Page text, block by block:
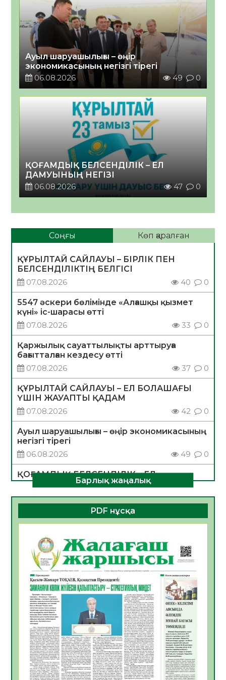
Ауыл шаруашылығы – өңір
экономикасының негізгі тірегі
06.08.2026
49 0
ҚОҒАМДЫҚ БЕЛСЕНДІЛІК – ЕЛ
ДАМУЫНЫҢ НЕГІЗІ
06.08.2026
47 0
Соңғы Көп қаралған
ҚҰРЫЛТАЙ САЙЛАУЫ – БІРЛІК ПЕН
БЕЛСЕНДІЛІКТІҢ БЕЛГІСІ
07.08.2026
40 0
5547 әскери бөлімінде «Алғашқы қызмет
күні» іс-шарасы өтті
07.08.2026
33 0
Қаржылық сауаттылықты арттыруға
бағытталған кездесу өтті
07.08.2026
37 0
ҚҰРЫЛТАЙ САЙЛАУЫ – ЕЛ БОЛАШАҒЫ
ҮШІН ЖАУАПТЫ ҚАДАМ
07.08.2026
42 0
Ауыл шаруашылығы – өңір экономикасының
негізгі тірегі
06.08.2026
49 0
ҚОҒАМДЫҚ БЕЛСЕНДІЛІК – ЕЛ
ДАМУЫНЫҢ НЕГІЗІ
06.08.2026
47 0
ҚҰРЫЛТАЙ САЙЛАУЫ – БОЛАШАҚҚА
БАСТАР ЖАУАПТЫ ТАҢДАУ
06.08.2026
Инфекциялық ауруларға қарсы иммундау
жұмыстарының тиімділігі
06.08.2026
Көкжөтел ауруы туралы
06.08.2026
49
АПВ вакцинасы туралы мәлімет
06.08.2026
47
Open Air: Қызылорда облысы полиция
Барлық жаңалық
PDF нұсқа